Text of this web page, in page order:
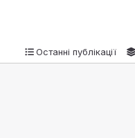
Останні публікації